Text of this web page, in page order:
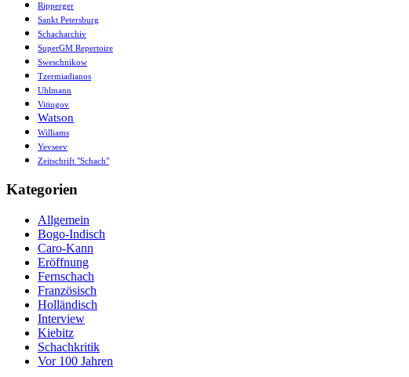
Ripperger
Sankt Petersburg
Schacharchiv
SuperGM Repertoire
Sweschnikow
Tzermiadianos
Uhlmann
Vitiugov
Watson
Williams
Yevseev
Zeitschrift "Schach"
Kategorien
Allgemein
Bogo-Indisch
Caro-Kann
Eröffnung
Fernschach
Französisch
Holländisch
Interview
Kiebitz
Schachkritik
Vor 100 Jahren